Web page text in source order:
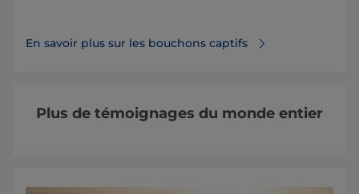
En savoir plus sur les bouchons captifs⁠
Plus de témoignages du monde entier